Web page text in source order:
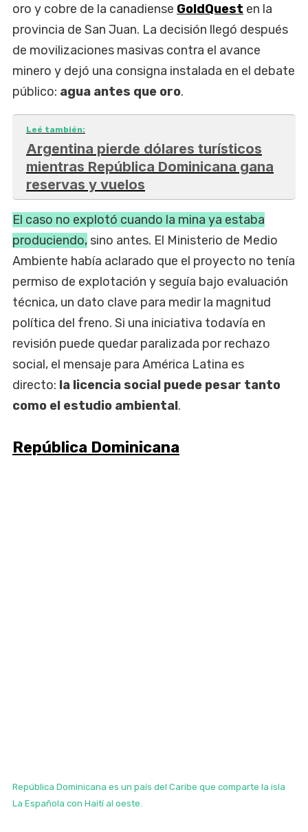
oro y cobre de la canadiense GoldQuest en la
provincia de San Juan. La decisión llegó después
de movilizaciones masivas contra el avance
minero y dejó una consigna instalada en el debate
público: agua antes que oro.
Leé también:
Argentina pierde dólares turísticos
mientras República Dominicana gana
reservas y vuelos
El caso no explotó cuando la mina ya estaba
produciendo, sino antes. El Ministerio de Medio
Ambiente había aclarado que el proyecto no tenía
permiso de explotación y seguía bajo evaluación
técnica, un dato clave para medir la magnitud
política del freno. Si una iniciativa todavía en
revisión puede quedar paralizada por rechazo
social, el mensaje para América Latina es
directo: la licencia social puede pesar tanto
como el estudio ambiental.
República Dominicana
República Dominicana es un país del Caribe que comparte la isla
La Española con Haití al oeste.